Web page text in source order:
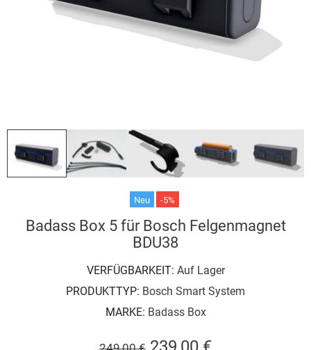
Neu -5%
Badass Box 5 für Bosch Felgenmagnet
BDU38
VERFÜGBARKEIT: Auf Lager
PRODUKTTYP: Bosch Smart System
MARKE: Badass Box